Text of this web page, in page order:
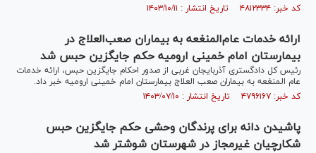
کد خبر: ۴۸۱۲۳۳۴ تاریخ انتشار : ۱۴۰۳/۱۰/۱۱
ارائه خدمات عام‌المنغعه به بیماران صعب‌العلاج در
بیمارستان امام خمینی ارومیه حکم جایگزین حبس شد
رئیس کل دادگستری آذربایجان غربی از صدور احکام جایگزین حبس، ارائه خدمات
عام المنغعه به بیماران صعب العلاج بیمارستان امام خمینی ارومیه خبر داد.
کد خبر: ۴۷۹۶۱۶۷ تاریخ انتشار : ۱۴۰۳/۰۷/۱۰
پاشیدن دانه برای پرندگان وحشی حکم جایگزین حبس
شکارچیان غیرمجاز در شهرستان شوشتر شد